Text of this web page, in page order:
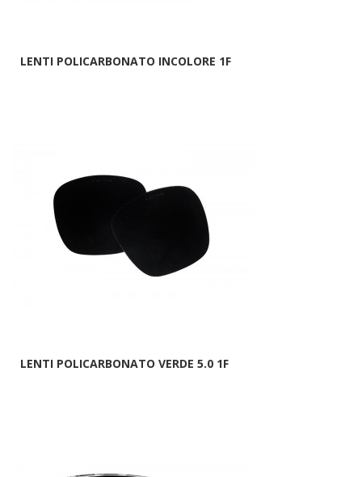
LENTI POLICARBONATO INCOLORE 1F
LENTI POLICARBONATO VERDE 5.0 1F